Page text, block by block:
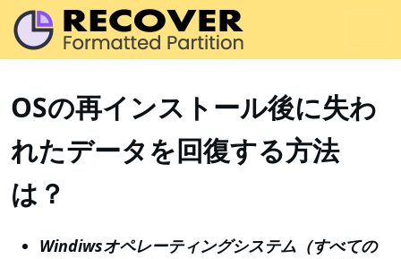
OSの再インストール後に失わ
れたデータを回復する方法
は？
Windiwsオペレーティングシステム（すべての